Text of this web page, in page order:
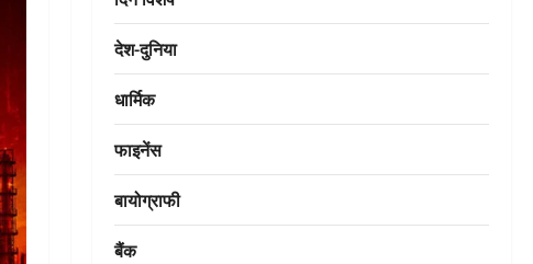
देश-दुनिया
धार्मिक
फाइनेंस
बायोग्राफी
बैंक